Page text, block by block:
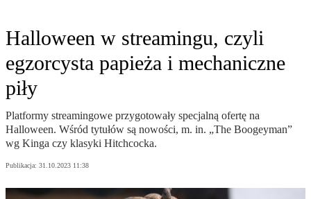
Halloween w streamingu, czyli
egzorcysta papieża i mechaniczne
piły
Platformy streamingowe przygotowały specjalną ofertę na
Halloween. Wśród tytułów są nowości, m. in. „The Boogeyman”
wg Kinga czy klasyki Hitchcocka.
Publikacja: 31.10.2023 11:38